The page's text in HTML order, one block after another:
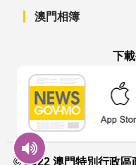
澳門相簿
下
© 2022 澳門特別行政區